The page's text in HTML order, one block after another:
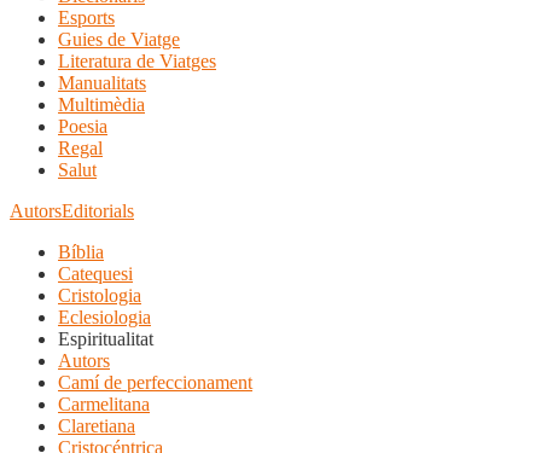
Esports
Guies de Viatge
Literatura de Viatges
Manualitats
Multimèdia
Poesia
Regal
Salut
AutorsEditorials
Bíblia
Catequesi
Cristologia
Eclesiologia
Espiritualitat
Autors
Camí de perfeccionament
Carmelitana
Claretiana
Cristocéntrica